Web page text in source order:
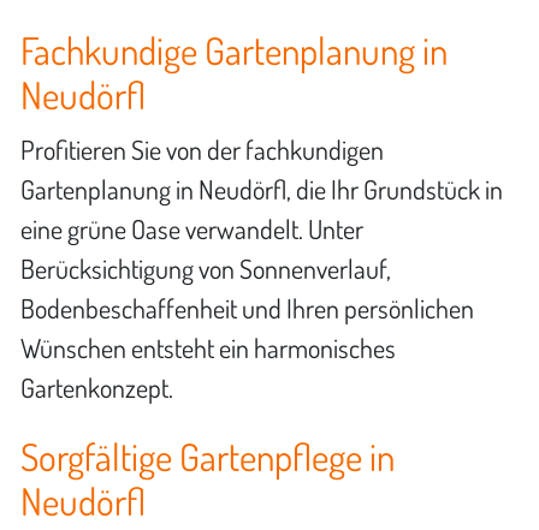
Fachkundige Gartenplanung in
Neudörfl
Profitieren Sie von der fachkundigen
Gartenplanung in Neudörfl, die Ihr Grundstück in
eine grüne Oase verwandelt. Unter
Berücksichtigung von Sonnenverlauf,
Bodenbeschaffenheit und Ihren persönlichen
Wünschen entsteht ein harmonisches
Gartenkonzept.
Sorgfältige Gartenpflege in
Neudörfl